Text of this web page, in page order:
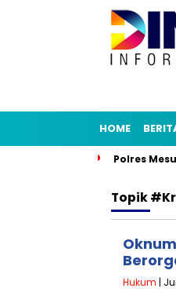
HOME
Polres
Topik
Hukum |